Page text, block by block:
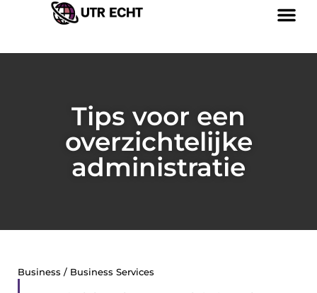
Tips voor een
overzichtelijke
administratie
Business / Business Services